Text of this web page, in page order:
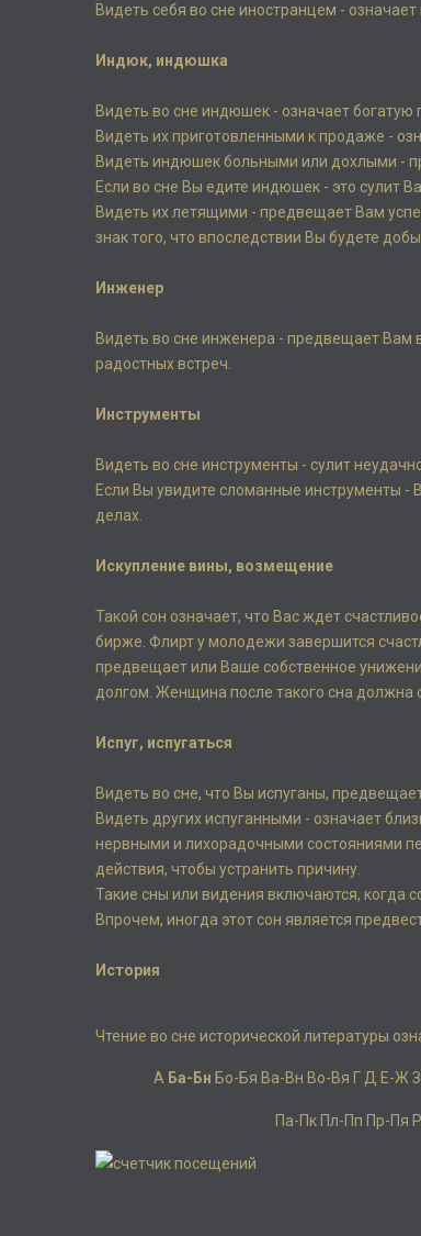
Видеть себя во сне иностранцем - означает
Индюк, индюшка
Видеть во сне индюшек - означает
Видеть их приготовленными к продаже -
Видеть индюшек больными или дохлыми -
Если во сне Вы едите индюшек - это сулит
Видеть их летящими - предвещает Вам
знак того, что впоследствии Вы будете
Инженер
Видеть во сне инженера - предвещает Вам
радостных встреч.
Инструменты
Видеть во сне инструменты - сулит
Если Вы увидите сломанные инструменты -
делах.
Искупление вины, возмещение
Такой сон означает, что Вас ждет
бирже. Флирт у молодежи завершится
предвещает или Ваше собственное
долгом. Женщина после такого сна должна
Испуг, испугаться
Видеть во сне, что Вы испуганы,
Видеть других испуганными - означает
нервными и лихорадочными состояниями
действия, чтобы устранить причину.
Такие сны или видения включаются, когда
Впрочем, иногда этот сон является
История
Чтение во сне исторической литературы
А Ба-Бн Бо-Бя Ва-Вн Во-Вя Г Д Е-Ж
Па-Пк Пл-Пп Пр-Пя